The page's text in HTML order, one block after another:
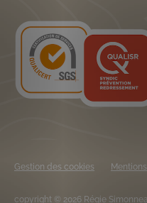
Gestion des cookies
copyright © 2026 Régie